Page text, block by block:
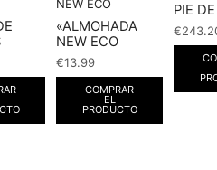
«ALMOHADA
NEW ECO
€13.99
COMPRAR
EL
PRODUCTO
PIE
€